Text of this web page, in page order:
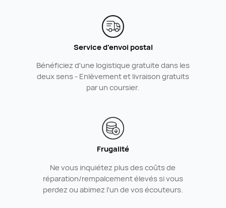
Service d'envoi postal
Bénéficiez d'une logistique gratuite dans les
deux sens - Enlèvement et livraison gratuits
par un coursier.
Frugalité
Ne vous inquiétez plus des coûts de
réparation/rempalcement élevés si vous
perdez ou abimez l'un de vos écouteurs.